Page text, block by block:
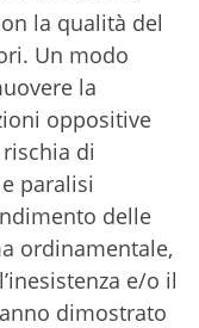
la qualità del
Un modo
la
oppositive
di
paralisi
delle
ordinamentale,
e/o il
dimostrato